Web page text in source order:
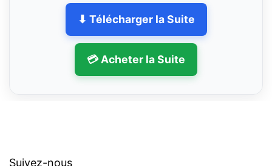
⬇ Télécharger la Suite
💳 Acheter la Suite
Suivez-nous